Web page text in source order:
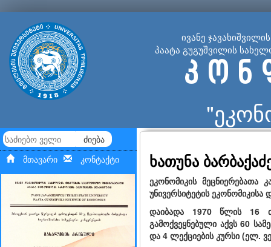
ივანე
პაატა გუგუშვილის
კ ო ნ
ძიება
მთავარი კონტაქტი ხათუნა
ეკონომიკის
უნივერსიტეტის ეკონომიკისა
დაიბადა 1970 წლის 16
გამოქვეყნებული აქვს 60
და 4 ლექციების კურსი (ელ.